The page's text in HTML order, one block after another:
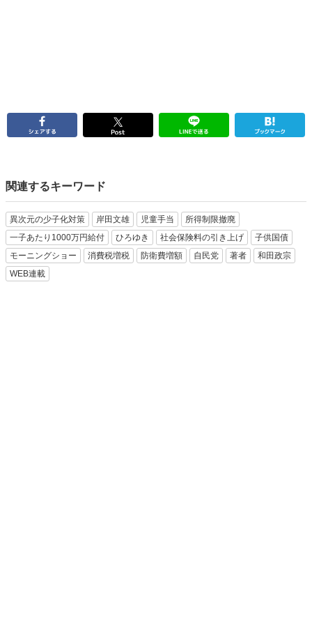
関連するキーワード
異次元の少子化対策 岸田文雄 児童手当
所得制限撤廃
一子あたり1000万円給付
ひろゆき 社会保険料の引き上げ
子供国債
モーニングショー
消費税増税 防衛費増額 自民党 著者
和田政宗
WEB連載